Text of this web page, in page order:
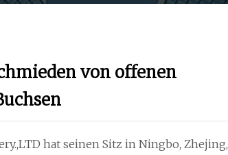
von offenen
hat seinen Sitz in Ningbo, Zhejing,